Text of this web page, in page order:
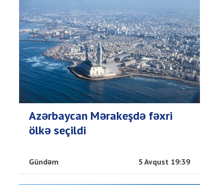
Azərbaycan Mərakeşdə fəxri
ölkə seçildi
Gündəm 5 Avqust 19:39